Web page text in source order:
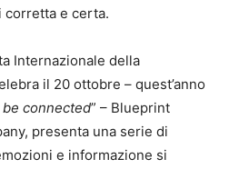
corretta e certa.
Internazionale della
il 20 ottobre – quest’anno
connected” – Blueprint
presenta una serie di
e informazione si